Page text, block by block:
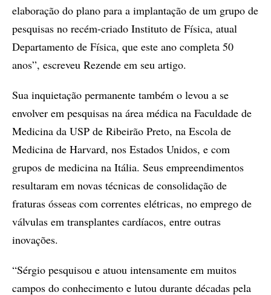
elaboração do plano para a implantação de um grupo de
pesquisas no recém-criado Instituto de Física, atual
Departamento de Física, que este ano completa 50
anos”, escreveu Rezende em seu artigo.
Sua inquietação permanente também o levou a se
envolver em pesquisas na área médica na Faculdade de
Medicina da USP de Ribeirão Preto, na Escola de
Medicina de Harvard, nos Estados Unidos, e com
grupos de medicina na Itália. Seus empreendimentos
resultaram em novas técnicas de consolidação de
fraturas ósseas com correntes elétricas, no emprego de
válvulas em transplantes cardíacos, entre outras
inovações.
“Sérgio pesquisou e atuou intensamente em muitos
campos do conhecimento e lutou durante décadas pela